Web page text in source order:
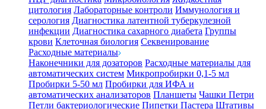
цитология Лабораторные контроли Иммунология и
серология Диагностика латентной туберкулезной
инфекции Диагностика сахарного диабета Группы
крови Клеточная биология Секвенирование
Расходные материалы
Наконечники для дозаторов Расходные материалы для
автоматических систем Микропробирки 0,1-5 мл
Пробирки 5-50 мл Пробирки для ИФА и
автоматических анализаторов Планшеты Чашки Петри
Петли бактериологические Пипетки Пастера Штативы